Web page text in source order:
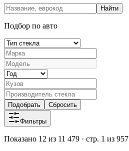
Найти
Подбор по авто
Подобрать Сбросить
Фильтры
Показано 12 из 11 479 · стр. 1 из 957